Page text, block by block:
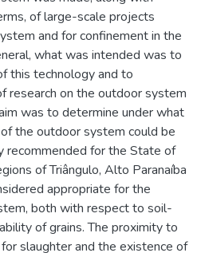
of large-scale projects
and for confinement in the
what was intended was to
this technology and to
research on the outdoor system
was to determine under what
the outdoor system could be
recommended for the State of
of Triângulo, Alto Paranaíba
appropriate for the
both with respect to soil-
of grains. The proximity to
slaughter and the existence of